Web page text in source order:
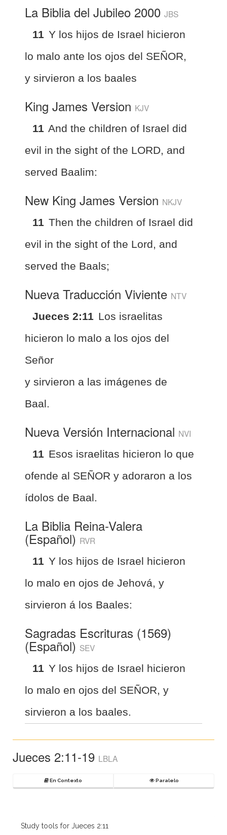
La Biblia del Jubileo 2000 JBS
11 Y los hijos de Israel hicieron
lo malo ante los ojos del SEÑOR,
y sirvieron a los baales
King James Version KJV
11 And the children of Israel did
evil in the sight of the LORD, and
served Baalim:
New King James Version NKJV
11 Then the children of Israel did
evil in the sight of the Lord, and
served the Baals;
Nueva Traducción Viviente NTV
Jueces 2:11 Los israelitas
hicieron lo malo a los ojos del
Señor
y sirvieron a las imágenes de
Baal.
Nueva Versión Internacional NVI
11 Esos israelitas hicieron lo que
ofende al SEÑOR y adoraron a los
ídolos de Baal.
La Biblia Reina-Valera
(Español) RVR
11 Y los hijos de Israel hicieron
lo malo en ojos de Jehová, y
sirvieron á los Baales:
Sagradas Escrituras (1569)
(Español) SEV
11 Y los hijos de Israel hicieron
lo malo en ojos del SEÑOR, y
sirvieron a los baales.
Jueces 2:11-19 LBLA
En Contexto Paralelo
Study tools for Jueces 2:11